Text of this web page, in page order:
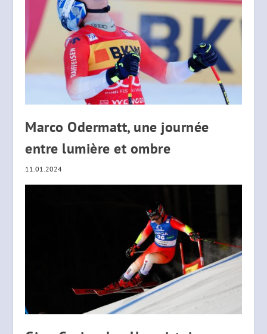
Marco Odermatt, une journée
entre lumière et ombre
11.01.2024